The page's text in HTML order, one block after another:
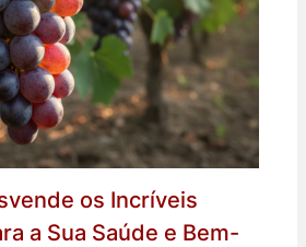
os Incríveis
a Sua Saúde e Bem-